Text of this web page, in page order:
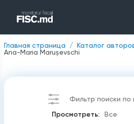
Главная страница
Каталог
Ana-Maria Marușevschi
Фильтр поиски по
Просмотреть: